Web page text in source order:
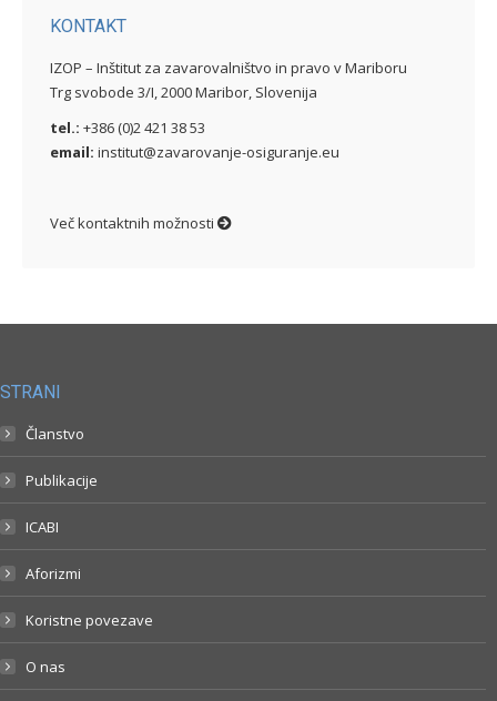
KONTAKT
IZOP – Inštitut za zavarovalništvo in pravo v Mariboru
Trg svobode 3/I, 2000 Maribor, Slovenija
tel.: +386 (0)2 421 38 53
email: institut@zavarovanje-osiguranje.eu
Več kontaktnih možnosti
STRANI
Članstvo
Publikacije
ICABI
Aforizmi
Koristne povezave
O nas